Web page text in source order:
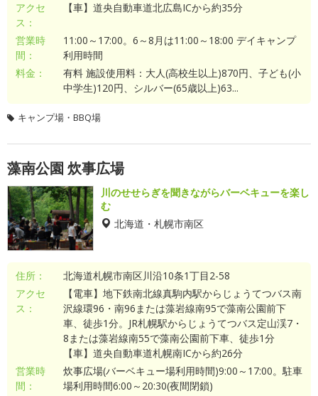
アクセ
ス：
【車】道央自動車道北広島ICから約35分
営業時
間：
11:00～17:00。6～8月は11:00～18:00 デイキャンプ
利用時間
料金：
有料 施設使用料：大人(高校生以上)870円、子ども(小
中学生)120円、シルバー(65歳以上)63...
キャンプ場・BBQ場
藻南公園 炊事広場
川のせせらぎを聞きながらバーベキューを楽し
む
北海道・札幌市南区
住所：
北海道札幌市南区川沿10条1丁目2-58
アクセ
ス：
【電車】地下鉄南北線真駒内駅からじょうてつバス南
沢線環96・南96または藻岩線南95で藻南公園前下
車、徒歩1分。JR札幌駅からじょうてつバス定山渓7・
8または藻岩線南55で藻南公園前下車、徒歩1分
【車】道央自動車道札幌南ICから約26分
営業時
間：
炊事広場(バーベキュー場利用時間)9:00～17:00。駐車
場利用時間6:00～20:30(夜間閉鎖)